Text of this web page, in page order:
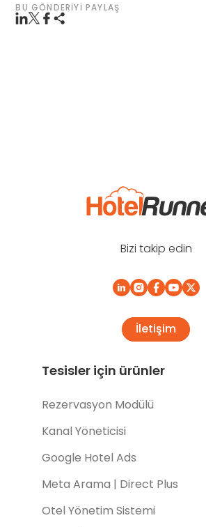
BU GÖNDERIYI PAYLAŞ
Bizi takip edin
İletişim
Tesisler için ürünler
Rezervasyon Modülü
Kanal Yöneticisi
Google Hotel Ads
Meta Arama | Direct Plus
Otel Yönetim Sistemi